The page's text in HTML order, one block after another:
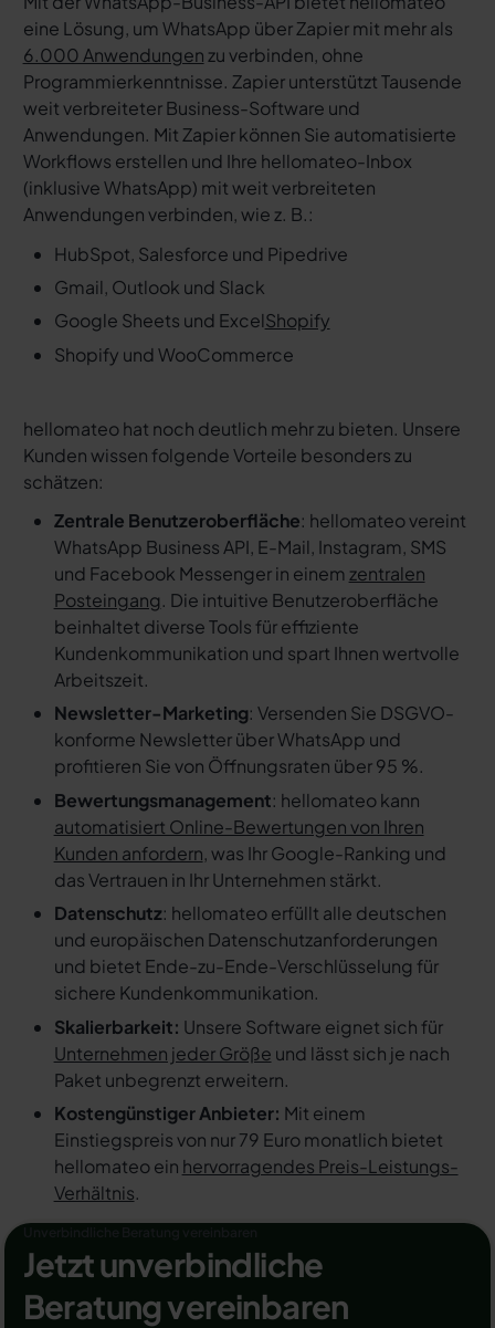
eine Lösung, um WhatsApp über Zapier mit mehr als
6.000 Anwendungenzu verbinden, ohne
Programmierkenntnisse. Zapier unterstützt Tausende
weit verbreiteter Business-Software und
Anwendungen. Mit Zapier können Sie automatisierte
Workflows erstellen und Ihre hellomateo-Inbox
(inklusive WhatsApp) mit weit verbreiteten
Anwendungen verbinden, wie z. B.:
HubSpot, Salesforce und Pipedrive
Gmail, Outlook und Slack
Google Sheets und ExcelShopify
Shopify und WooCommerce
hellomateo hat noch deutlich mehr zu bieten. Unsere
Kunden wissen folgende Vorteile besonders zu
schätzen:
Zentrale Benutzeroberfläche: hellomateo vereint
WhatsApp Business API, E-Mail, Instagram, SMS
und Facebook Messenger in einem zentralen
Posteingang. Die intuitive Benutzeroberfläche
beinhaltet diverse Tools für effiziente
Kundenkommunikation und spart Ihnen wertvolle
Arbeitszeit.
Newsletter-Marketing: Versenden Sie DSGVO-
konforme Newsletter über WhatsApp und
profitieren Sie von Öffnungsraten über 95 %.
Bewertungsmanagement: hellomateo kann
automatisiert Online-Bewertungen von Ihren
Kunden anfordern, was Ihr Google-Ranking und
das Vertrauen in Ihr Unternehmen stärkt.
Datenschutz: hellomateo erfüllt alle deutschen
und europäischen Datenschutzanforderungen
und bietet Ende-zu-Ende-Verschlüsselung für
sichere Kundenkommunikation.
Skalierbarkeit: Unsere Software eignet sich für
Unternehmen jeder Größe und lässt sich je nach
Paket unbegrenzt erweitern.
Kostengünstiger Anbieter: Mit einem
Einstiegspreis von nur 79 Euro monatlich bietet
hellomateo ein hervorragendes Preis-Leistungs-
Verhältnis.
Jetzt unverbindliche
Beratung vereinbaren